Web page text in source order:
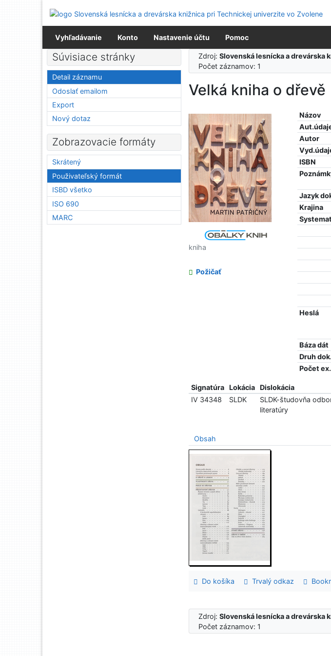
Prejsť na menu
Prehlásenie o webovej prístupnosti
Vyhľadávanie Konto Nastavenie účtu Pomoc
Zdroj:Slovenská lesnícka a drevárska
Počet záznamov: 1
Velká kniha o dřevě
Názov
Autor
ISBN
Jazyk
Krajina
Heslá
Báza dát
Druh
Počet ex.
kniha
Požičať
Signatúra Lokácia Dislokácia
IV 34348
SLDK
SLDK-študovňa
literatúry
Obsah
Do košíka Trvalý odkaz
Zdroj:Slovenská lesnícka a drevárska
Počet záznamov: 1
Súvisiace stránky
Detail záznamu
Odoslať emailom
Export
Nový dotaz
Zobrazovacie formáty
Skrátený
Použivateľský formát
ISBD všetko
ISO 690
MARC